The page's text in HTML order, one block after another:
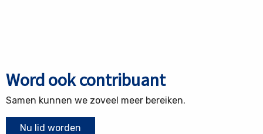
Word ook contribuant
Samen kunnen we zoveel meer bereiken.
Nu lid worden